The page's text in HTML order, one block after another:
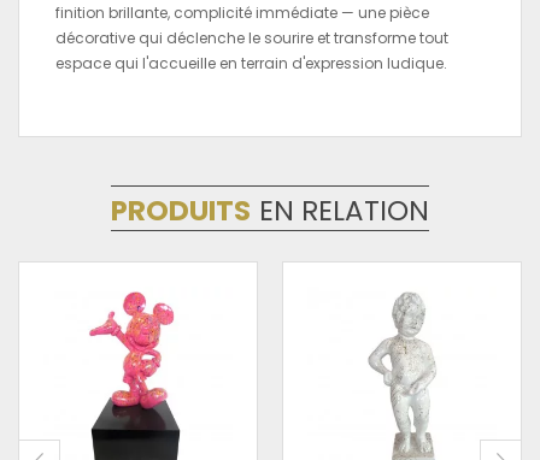
finition brillante, complicité immédiate — une pièce
décorative qui déclenche le sourire et transforme tout
espace qui l'accueille en terrain d'expression ludique.
PRODUITS EN RELATION